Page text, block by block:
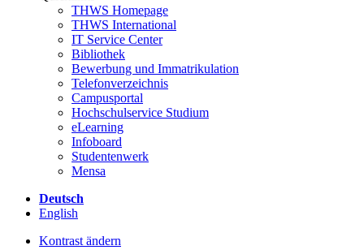
THWS Homepage
THWS International
IT Service Center
Bibliothek
Bewerbung und Immatrikulation
Telefonverzeichnis
Campusportal
Hochschulservice Studium
eLearning
Infoboard
Studentenwerk
Mensa
Deutsch
English
Kontrast ändern